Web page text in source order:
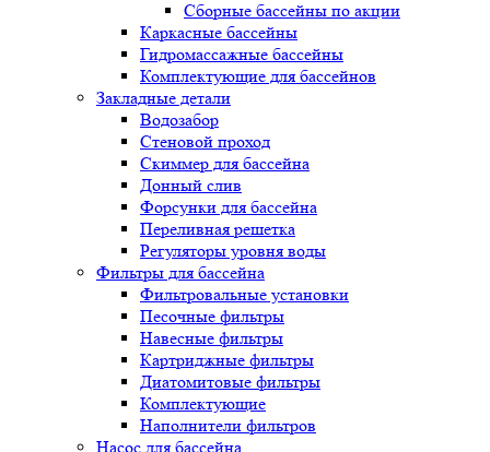
Сборные бассейны по акции
Каркасные бассейны
Гидромассажные бассейны
Комплектующие для бассейнов
Закладные детали
Водозабор
Стеновой проход
Скиммер для бассейна
Донный слив
Форсунки для бассейна
Переливная решетка
Регуляторы уровня воды
Фильтры для бассейна
Фильтровальные установки
Песочные фильтры
Навесные фильтры
Картриджные фильтры
Диатомитовые фильтры
Комплектующие
Наполнители фильтров
Насос для бассейна